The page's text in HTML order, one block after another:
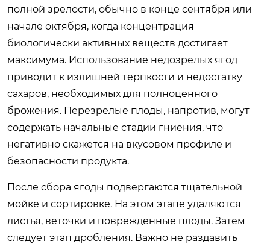
полной зрелости, обычно в конце сентября или
начале октября, когда концентрация
биологически активных веществ достигает
максимума. Использование недозрелых ягод
приводит к излишней терпкости и недостатку
сахаров, необходимых для полноценного
брожения. Перезрелые плоды, напротив, могут
содержать начальные стадии гниения, что
негативно скажется на вкусовом профиле и
безопасности продукта.
После сбора ягоды подвергаются тщательной
мойке и сортировке. На этом этапе удаляются
листья, веточки и поврежденные плоды. Затем
следует этап дробления. Важно не раздавить